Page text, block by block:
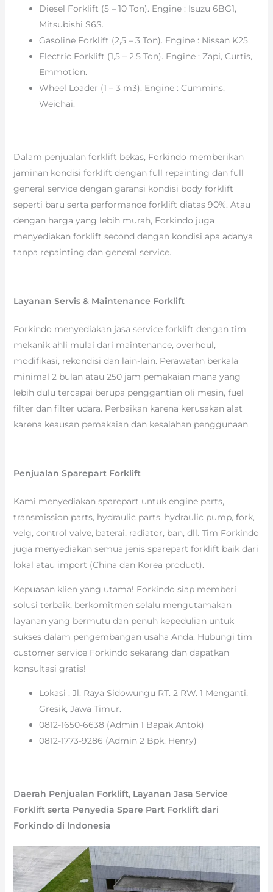
Diesel Forklift (5 – 10 Ton). Engine : Isuzu 6BG1,
Mitsubishi S6S.
Gasoline Forklift (2,5 – 3 Ton). Engine : Nissan K25.
Electric Forklift (1,5 – 2,5 Ton). Engine : Zapi, Curtis,
Emmotion.
Wheel Loader (1 – 3 m3). Engine : Cummins,
Weichai.
Dalam penjualan forklift bekas, Forkindo memberikan
jaminan kondisi forklift dengan full repainting dan full
general service dengan garansi kondisi body forklift
seperti baru serta performance forklift diatas 90%. Atau
dengan harga yang lebih murah, Forkindo juga
menyediakan forklift second dengan kondisi apa adanya
tanpa repainting dan general service.
Layanan Servis & Maintenance Forklift
Forkindo menyediakan jasa service forklift dengan tim
mekanik ahli mulai dari maintenance, overhoul,
modifikasi, rekondisi dan lain-lain. Perawatan berkala
minimal 2 bulan atau 250 jam pemakaian mana yang
lebih dulu tercapai berupa penggantian oli mesin, fuel
filter dan filter udara. Perbaikan karena kerusakan alat
karena keausan pemakaian dan kesalahan penggunaan.
Penjualan Sparepart Forklift
Kami menyediakan sparepart untuk engine parts,
transmission parts, hydraulic parts, hydraulic pump, fork,
velg, control valve, baterai, radiator, ban, dll. Tim Forkindo
juga menyediakan semua jenis sparepart forklift baik dari
lokal atau import (China dan Korea product).
Kepuasan klien yang utama! Forkindo siap memberi
solusi terbaik, berkomitmen selalu mengutamakan
layanan yang bermutu dan penuh kepedulian untuk
sukses dalam pengembangan usaha Anda. Hubungi tim
customer service Forkindo sekarang dan dapatkan
konsultasi gratis!
Lokasi : Jl. Raya Sidowungu RT. 2 RW. 1 Menganti,
Gresik, Jawa Timur.
0812-1650-6638 (Admin 1 Bapak Antok)
0812-1773-9286 (Admin 2 Bpk. Henry)
Daerah Penjualan Forklift, Layanan Jasa Service
Forklift serta Penyedia Spare Part Forklift dari
Forkindo di Indonesia